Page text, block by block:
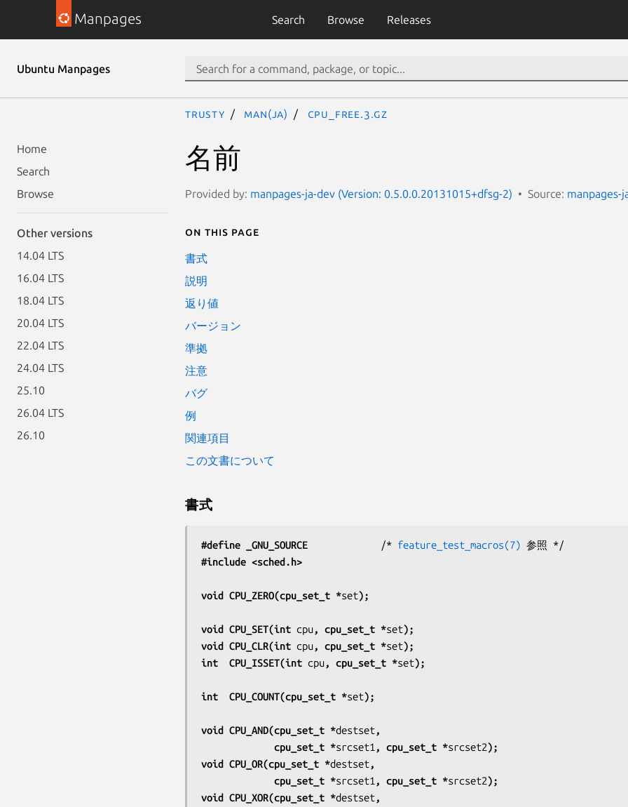
Manpages Search Browse Releases
Ubuntu Manpages
Home
Search
Browse
Other versions
14.04 LTS
16.04 LTS
18.04 LTS
20.04 LTS
22.04 LTS
24.04 LTS
25.10
26.04 LTS
26.10
trusty man(ja) CPU_FREE.3.gz
名前
Provided by: manpages-ja-dev (Version: 0.5.0.0.20131015+dfsg-2) Source: manpages-
On this page
書式
説明
返り値
バージョン
準拠
注意
バグ
例
関連項目
この文書について
書式
#define _GNU_SOURCE
             /*
feature_test_macros(7)
#include <sched.h>
void CPU_ZERO(cpu_set_t *set);
void CPU_SET(int cpu, cpu_set_t *set);
void CPU_CLR(int cpu, cpu_set_t *set);
int  CPU_ISSET(int cpu, cpu_set_t *set);
int  CPU_COUNT(cpu_set_t *set);
void CPU_AND(cpu_set_t *destset,
             cpu_set_t *
srcset1 , cpu_set_t *srcset2);
void CPU_OR(cpu_set_t *destset,
             cpu_set_t *
srcset1 , cpu_set_t *srcset2);
void CPU_XOR(cpu_set_t *destset,